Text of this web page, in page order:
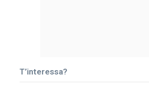
T’interessa?